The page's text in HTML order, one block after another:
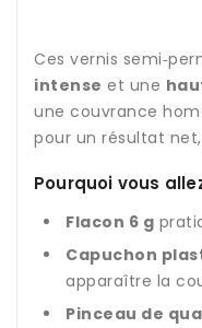
Ces vernis
intense et une
une couvrance
pour un résultat
Pourquoi vous
Flacon 6 g
Capuchon
apparaître la
Pinceau de